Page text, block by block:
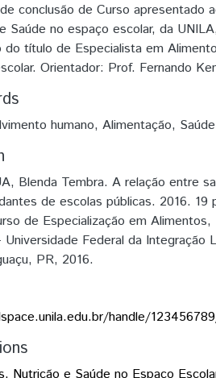
conclusão de Curso apresentado
Saúde no espaço escolar, da
do título de Especialista em
Orientador: Prof. Fernando
humano, Alimentação, Saúde
Blenda Tembra. A relação entre
de escolas públicas. 2016. 19
de Especialização em
Universidade Federal da Integração
PR, 2016.
handle/